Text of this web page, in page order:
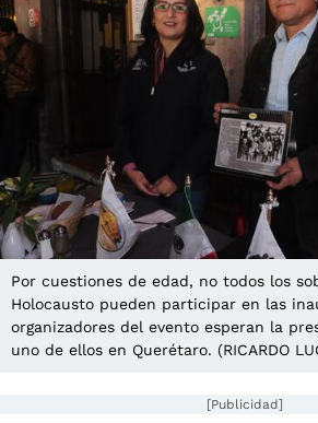
Por cuestiones de edad, no todos los
Holocausto pueden participar en las
organizadores del evento esperan la
uno de ellos en Querétaro. (RICARDO
[Publicidad]